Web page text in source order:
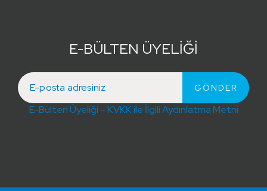
E-BÜLTEN ÜYELİĞİ
E-Bülten Üyeliği – KVKK ile İlgili Aydınlatma Metni